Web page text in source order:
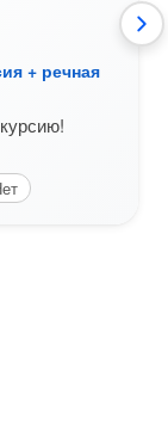
+ речная